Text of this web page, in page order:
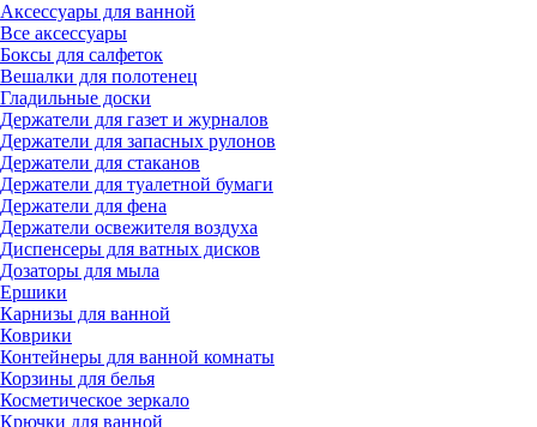
Аксессуары для ванной
Все аксессуары
Боксы для салфеток
Вешалки для полотенец
Гладильные доски
Держатели для газет и журналов
Держатели для запасных рулонов
Держатели для стаканов
Держатели для туалетной бумаги
Держатели для фена
Держатели освежителя воздуха
Диспенсеры для ватных дисков
Дозаторы для мыла
Ершики
Карнизы для ванной
Коврики
Контейнеры для ванной комнаты
Корзины для белья
Косметическое зеркало
Крючки для ванной